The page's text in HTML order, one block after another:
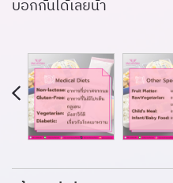
บอกกันได้เลยน้า